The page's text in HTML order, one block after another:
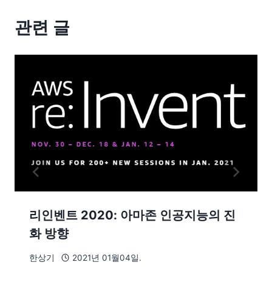
관련 글
리인벤트 2020: 아마존 인공지능의 진
화 방향
한상기 2021년 01월04일.